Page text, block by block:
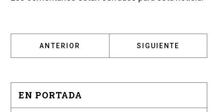
ARTÍCULO ANTERIOR: NOMINO A MÓNICA
ANTERIOR ARTÍCULO
SIGUIENTE
EN PORTADA